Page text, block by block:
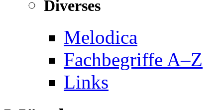
Diverses
Melodica
Fachbegriffe A–Z
Links